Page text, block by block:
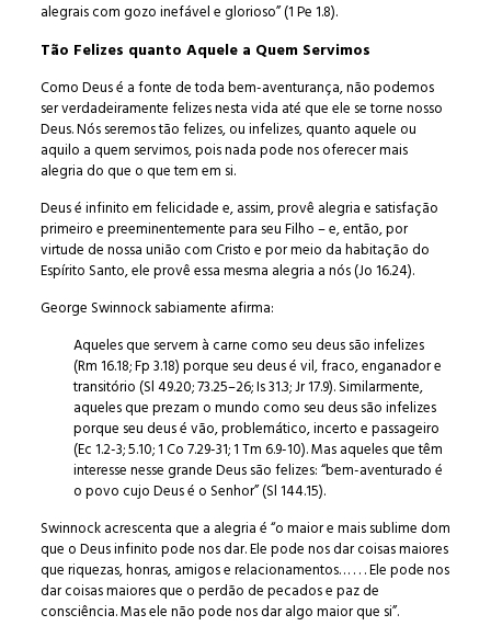
alegrais com gozo inefável e glorioso” (1 Pe 1.8).
Tão Felizes quanto Aquele a Quem Servimos
Como Deus é a fonte de toda bem-aventurança, não podemos
ser verdadeiramente felizes nesta vida até que ele se torne nosso
Deus. Nós seremos tão felizes, ou infelizes, quanto aquele ou
aquilo a quem servimos, pois nada pode nos oferecer mais
alegria do que o que tem em si.
Deus é infinito em felicidade e, assim, provê alegria e satisfação
primeiro e preeminentemente para seu Filho – e, então, por
virtude de nossa união com Cristo e por meio da habitação do
Espírito Santo, ele provê essa mesma alegria a nós (Jo 16.24).
George Swinnock sabiamente afirma:
Aqueles que servem à carne como seu deus são infelizes
(Rm 16.18; Fp 3.18) porque seu deus é vil, fraco, enganador e
transitório (Sl 49.20; 73.25–26; Is 31.3; Jr 17.9). Similarmente,
aqueles que prezam o mundo como seu deus são infelizes
porque seu deus é vão, problemático, incerto e passageiro
(Ec 1.2-3; 5.10; 1 Co 7.29-31; 1 Tm 6.9-10). Mas aqueles que têm
interesse nesse grande Deus são felizes: “bem-aventurado é
o povo cujo Deus é o Senhor” (Sl 144.15).
Swinnock acrescenta que a alegria é “o maior e mais sublime dom
que o Deus infinito pode nos dar. Ele pode nos dar coisas maiores
que riquezas, honras, amigos e relacionamentos… . . . Ele pode nos
dar coisas maiores que o perdão de pecados e paz de
consciência. Mas ele não pode nos dar algo maior que si”.